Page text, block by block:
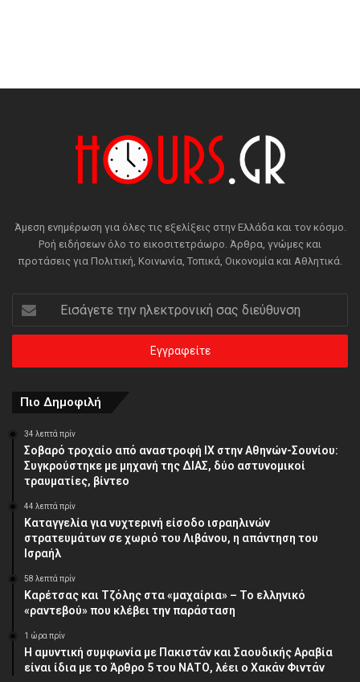
Άμεση ενημέρωση για όλες τις εξελίξεις στην Ελλάδα και τον κόσμο.
Ροή ειδήσεων όλο το εικοσιτετράωρο. Άρθρα, γνώμες και
προτάσεις για Πολιτική, Κοινωνία, Τοπικά, Οικονομία και Αθλητικά.
Εισάγετε
την
ηλεκτρονική
διεύθυνση
Πιο Δημοφιλή
34 λεπτά πρίν
Σοβαρό τροχαίο από αναστροφή ΙΧ στην Αθηνών-Σουνίου:
Συγκρούστηκε με μηχανή της ΔΙΑΣ, δύο αστυνομικοί
τραυματίες, βίντεο
44 λεπτά πρίν
Καταγγελία για νυχτερινή είσοδο ισραηλινών
στρατευμάτων σε χωριό του Λιβάνου, η απάντηση του
Ισραήλ
58 λεπτά πρίν
Καρέτσας και Τζόλης στα «μαχαίρια» – Το ελληνικό
«ραντεβού» που κλέβει την παράσταση
1 ώρα πρίν
Η αμυντική συμφωνία με Πακιστάν και Σαουδικής Αραβία
είναι ίδια με το Άρθρο 5 του ΝΑΤΟ, λέει ο Χακάν Φιντάν